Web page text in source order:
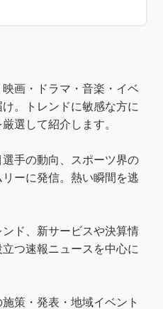
画・ドラマ・音楽・イベ
。トレンドに敏感な方に
選して紹介します。
手の動向、スポーツ界の
ーに発信。熱い瞬間を逃
ド、新サービスや決算情
つ速報ニュースを中心に
策・発表・地域イベント